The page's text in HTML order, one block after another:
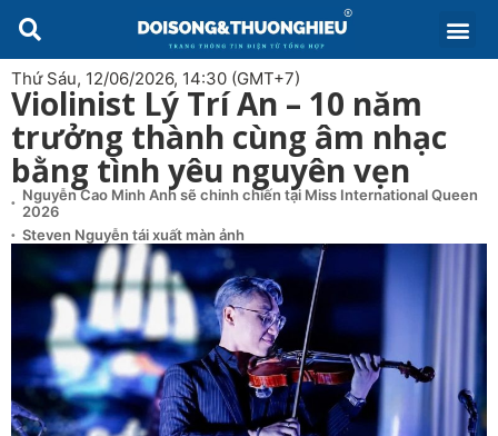
Thứ Sáu, 12/06/2026, 14:30 (GMT+7)
Violinist Lý Trí An – 10 năm
trưởng thành cùng âm nhạc
bằng tình yêu nguyên vẹn
Nguyễn Cao Minh Anh sẽ chinh chiến tại Miss International Queen
2026
Steven Nguyễn tái xuất màn ảnh